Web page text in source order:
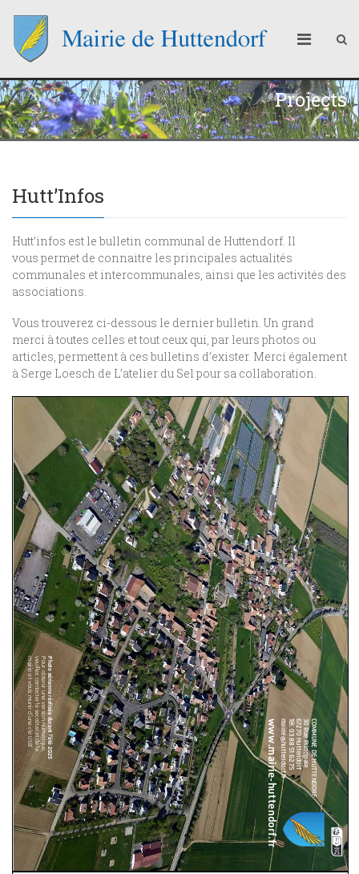
Projects
Hutt’Infos
Hutt’infos est le bulletin communal de Huttendorf. Il
vous permet de connaitre les principales actualités
communales et intercommunales, ainsi que les activités des
associations.
Vous trouverez ci-dessous le dernier bulletin. Un grand
merci à toutes celles et tout ceux qui, par leurs photos ou
articles, permettent à ces bulletins d’exister. Merci également
à Serge Loesch de L’atelier du Sel pour sa collaboration.